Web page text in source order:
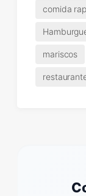
comida
mariscos